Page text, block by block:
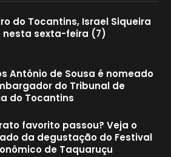
do Tocantins, Israel Siqueira
nesta sexta-feira (7)
Antônio de Sousa é nomeado
do Tribunal de
do Tocantins
favorito passou? Veja o
da degustação do Festival
de Taquaruçu